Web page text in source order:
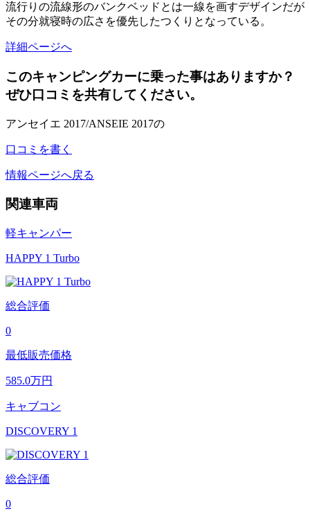
流行りの流線形のバンクベッドとは一線を画すデザインだが
その分就寝時の広さを優先したつくりとなっている。
詳細ページへ
このキャンピングカーに乗った事はありますか？
ぜひ口コミを共有してください。
アンセイエ 2017/ANSEIE 2017の
口コミを書く
情報ページへ戻る
関連車両
軽キャンパー
HAPPY 1 Turbo
総合評価
0
最低販売価格
585.0万円
キャブコン
DISCOVERY 1
総合評価
0